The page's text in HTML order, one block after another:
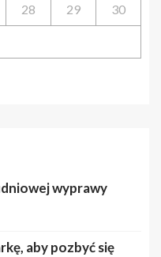
28 29 30
wyprawy
aby pozbyć się